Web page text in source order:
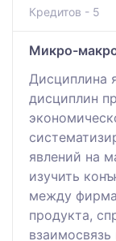
Кредитов - 5
Микро-
Дисциплина
дисциплин
явлений на
изучить
между
продукта,